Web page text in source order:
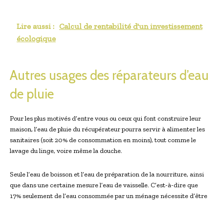
Lire aussi : Calcul de rentabilité d'un investissement
écologique
Autres usages des réparateurs d’eau
de pluie
Pour les plus motivés d’entre vous ou ceux qui font construire leur
maison, l’eau de pluie du récupérateur pourra servir à alimenter les
sanitaires (soit 20% de consommation en moins), tout comme le
lavage du linge, voire même la douche.
Seule l’eau de boisson et l’eau de préparation de la nourriture, ainsi
que dans une certaine mesure l’eau de vaisselle. C’est-à-dire que
17% seulement de l’eau consommée par un ménage nécessite d’être